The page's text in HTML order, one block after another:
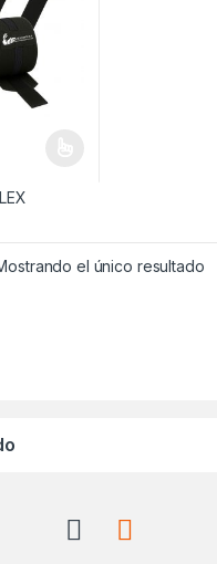
múltiples variantes. Las
el único resultado